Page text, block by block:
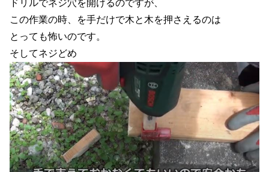
ドリルでネジ穴を開けるのですが、
この作業の時、を手だけで木と木を押さえるのは
とっても怖いのです。
そしてネジどめ